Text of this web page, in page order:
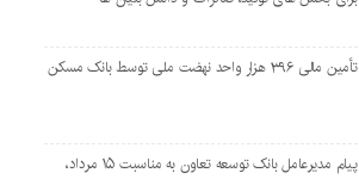
تأمین مالی ۳۹۶ هزار واحد نهضت ملی توسط بانک مسکن
پیام مدیرعامل بانک توسعه تعاون به مناسبت ۱۵ مرداد،